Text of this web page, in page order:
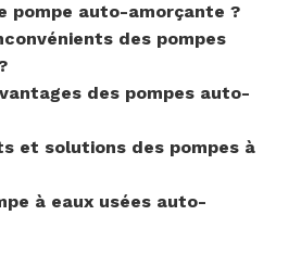
pompe auto-amorçante ?
des pompes
des pompes auto-
et solutions des pompes à
à eaux usées auto-